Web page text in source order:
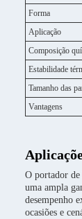
Forma
Aplicação
Composição
Estabilidade
Tamanho das
Vantagens
O portador
uma ampla
desempenho
ocasiões e